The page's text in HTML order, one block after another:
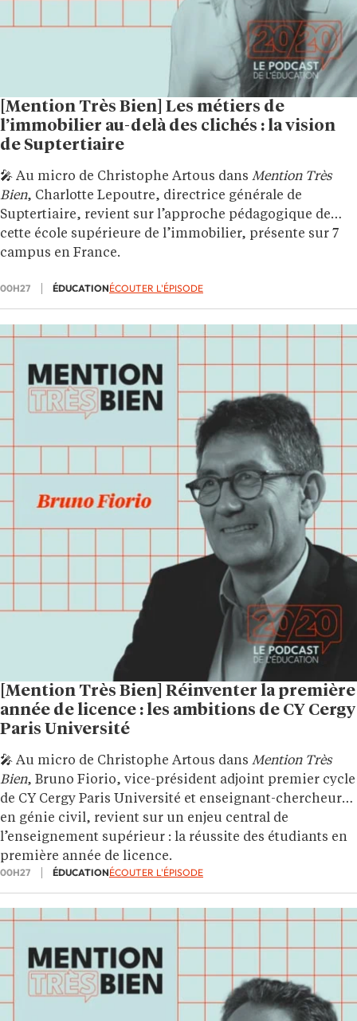
[Mention Très Bien] Les métiers de
l’immobilier au-delà des clichés : la vision
de Suptertiaire
🎤 Au micro de Christophe Artous dans Mention Très
Bien, Charlotte Lepoutre, directrice générale de
Suptertiaire, revient sur l’approche pédagogique de
cette école supérieure de l’immobilier, présente sur 7
campus en France.
00H27 ÉDUCATIONÉCOUTER L'ÉPISODE
[Mention Très Bien] Réinventer la première
année de licence : les ambitions de CY Cergy
Paris Université
🎤 Au micro de Christophe Artous dans Mention Très
Bien, Bruno Fiorio, vice-président adjoint premier cycle
de CY Cergy Paris Université et enseignant-chercheur
en génie civil, revient sur un enjeu central de
l’enseignement supérieur : la réussite des étudiants en
première année de licence.
00H27 ÉDUCATIONÉCOUTER L'ÉPISODE